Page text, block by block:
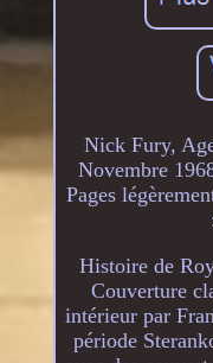
Nick Fury,
Novembre
Pages
Histoire de
Couverture
intérieur par
période